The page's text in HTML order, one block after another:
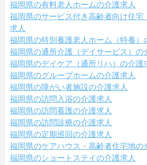
福岡県の有料老人ホームの介護求人
福岡県のサービス付き高齢者向け住宅
求人
福岡県の特別養護老人ホーム（特養）
福岡県の通所介護（デイサービス）の
福岡県のデイケア（通所リハ）の介護
福岡県のグループホームの介護求人
福岡県の障がい者施設の介護求人
福岡県の訪問入浴の介護求人
福岡県の訪問看護の介護求人
福岡県の訪問診療の介護求人
福岡県の定期巡回の介護求人
福岡県のケアハウス・高齢者住宅地の
福岡県のショートステイの介護求人